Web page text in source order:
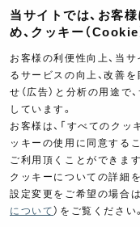
ヨシムラTV
イベント情報
イベントスケジュール
ツーリングブレイクタイム
製品ポスター
当サイトでは、お客
め、クッキー（Cookie
お客様の利便性向上、当
るサービスの向上、改善を
せ（広告）と分析の用途
しています。
お客様は、「すべてのク
ッキーの使用に同意する
ご利用頂くことができます
クッキーについての詳細
設定変更をご希望の場合
について ）をご覧ください。